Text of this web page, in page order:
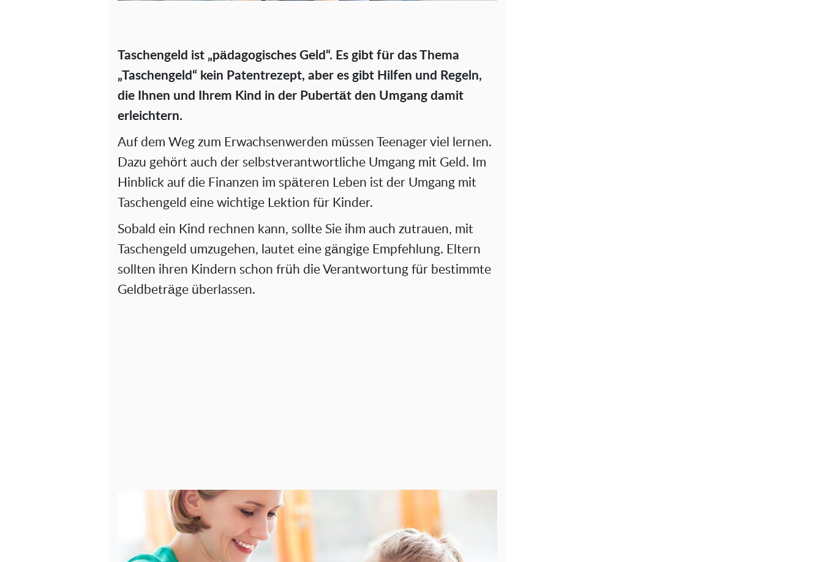
Taschengeld ist „pädagogisches Geld“. Es gibt für das Thema
„Taschengeld“ kein Patentrezept, aber es gibt Hilfen und Regeln,
die Ihnen und Ihrem Kind in der Pubertät den Umgang damit
erleichtern.
Auf dem Weg zum Erwachsenwerden müssen Teenager viel lernen.
Dazu gehört auch der selbstverantwortliche Umgang mit Geld. Im
Hinblick auf die Finanzen im späteren Leben ist der Umgang mit
Taschengeld eine wichtige Lektion für Kinder.
Sobald ein Kind rechnen kann, sollte Sie ihm auch zutrauen, mit
Taschengeld umzugehen, lautet eine gängige Empfehlung. Eltern
sollten ihren Kindern schon früh die Verantwortung für bestimmte
Geldbeträge überlassen.